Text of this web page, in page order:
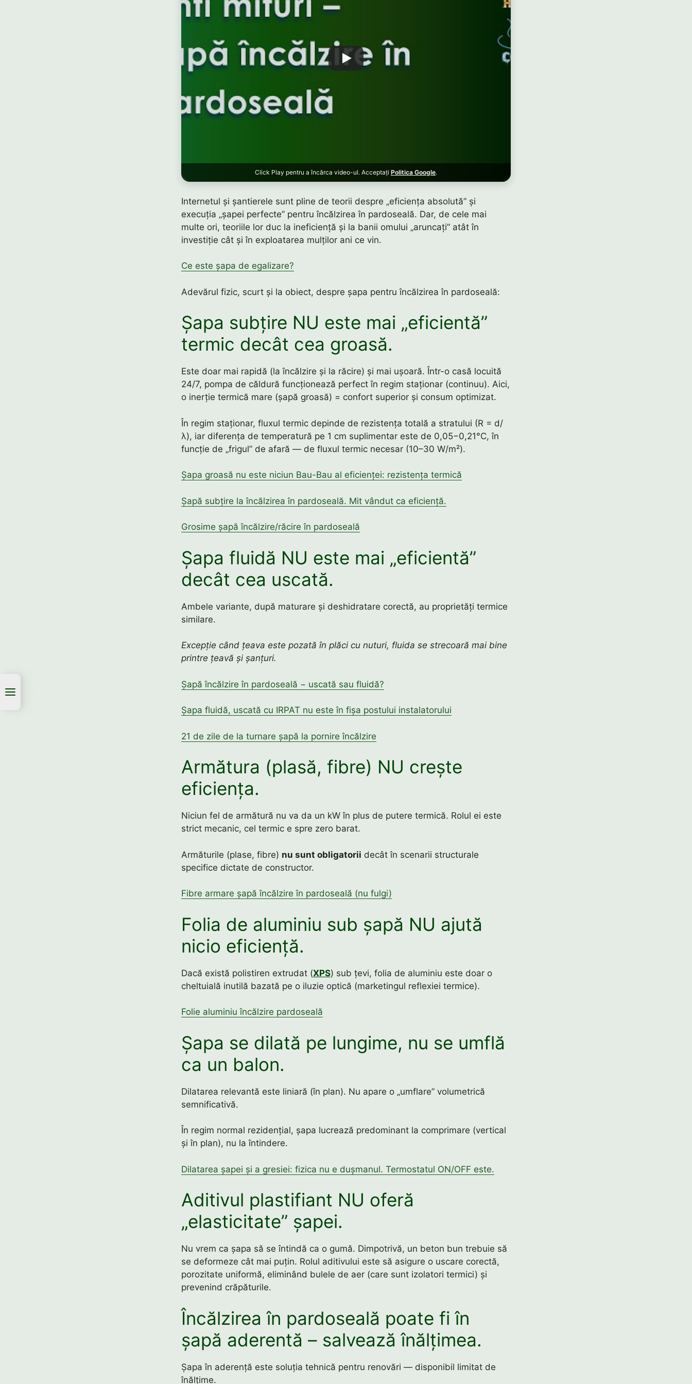
Click Play pentru a încărca video-ul. Acceptați Politica Google.
Internetul și șantierele sunt pline de teorii despre „eficiența absolută” și
execuția „șapei perfecte” pentru încălzirea în pardoseală. Dar, de cele mai
multe ori, teoriile lor duc la ineficiență și la banii omului „aruncați” atât în
investiție cât și în exploatarea mulților ani ce vin.
Ce este șapa de egalizare?
Adevărul fizic, scurt și la obiect, despre șapa pentru încălzirea în pardoseală:
Șapa subțire NU este mai „eficientă”
termic decât cea groasă.
Este doar mai rapidă (la încălzire și la răcire) și mai ușoară. Într-o casă locuită
24/7, pompa de căldură funcționează perfect în regim staționar (continuu). Aici,
o inerție termică mare (șapă groasă) = confort superior și consum optimizat.
În regim staționar, fluxul termic depinde de rezistența totală a stratului (R = d/
λ), iar diferența de temperatură pe 1 cm suplimentar este de 0,05−0,21°C, în
funcție de „frigul” de afară — de fluxul termic necesar (10–30 W/m²).
Șapa groasă nu este niciun Bau-Bau al eficienței: rezistența termică
Șapă subțire la încălzirea în pardoseală. Mit vândut ca eficiență.
Grosime șapă încălzire/răcire în pardoseală
Șapa fluidă NU este mai „eficientă”
decât cea uscată.
Ambele variante, după maturare și deshidratare corectă, au proprietăți termice
similare.
Excepție când țeava este pozată în plăci cu nuturi, fluida se strecoară mai bine
printre țeavă și șanțuri.
Șapă încălzire în pardoseală − uscată sau fluidă?
Șapa fluidă, uscată cu IRPAT nu este în fișa postului instalatorului
21 de zile de la turnare șapă la pornire încălzire
Armătura (plasă, fibre) NU crește
eficiența.
Niciun fel de armătură nu va da un kW în plus de putere termică. Rolul ei este
strict mecanic, cel termic e spre zero barat.
Armăturile (plase, fibre) nu sunt obligatorii decât în scenarii structurale
specifice dictate de constructor.
Fibre armare șapă încălzire în pardoseală (nu fulgi)
Folia de aluminiu sub șapă NU ajută
nicio eficiență.
Dacă există polistiren extrudat (XPS) sub țevi, folia de aluminiu este doar o
cheltuială inutilă bazată pe o iluzie optică (marketingul reflexiei termice).
Folie aluminiu încălzire pardoseală
Șapa se dilată pe lungime, nu se umflă
ca un balon.
Dilatarea relevantă este liniară (în plan). Nu apare o „umflare” volumetrică
semnificativă.
În regim normal rezidențial, șapa lucrează predominant la comprimare (vertical
și în plan), nu la întindere.
Dilatarea șapei și a gresiei: fizica nu e dușmanul. Termostatul ON/OFF este.
Aditivul plastifiant NU oferă
„elasticitate” șapei.
Nu vrem ca șapa să se întindă ca o gumă. Dimpotrivă, un beton bun trebuie să
se deformeze cât mai puțin. Rolul aditivului este să asigure o uscare corectă,
porozitate uniformă, eliminând bulele de aer (care sunt izolatori termici) și
prevenind crăpăturile.
Încălzirea în pardoseală poate fi în
șapă aderentă – salvează înălțimea.
Șapa în aderență este soluția tehnică pentru renovări — disponibil limitat de
înălțime.